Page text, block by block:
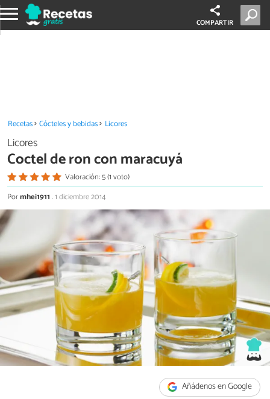
COMPARTIR
Recetas Cócteles y bebidas Licores
Licores
Coctel de ron con maracuyá
Valoración: 5 (1 voto)
Pormhei1911.1 diciembre 2014
Añádenos en Google